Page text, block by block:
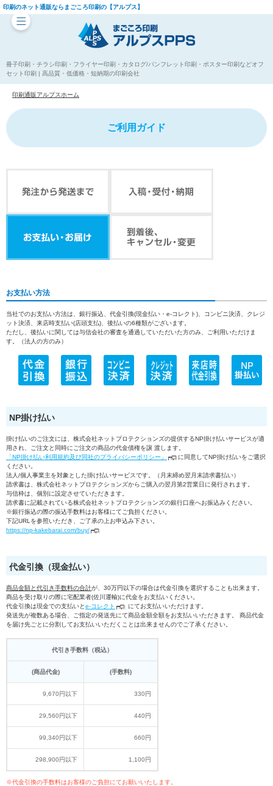
印刷のネット通販ならまごころ印刷の【アルプス】
冊子印刷・チラシ印刷・フライヤー印刷・カタログ/パンフレット印刷・ポスター印刷などオフ
セット印刷 | 高品質・低価格・短納期の印刷会社
印刷通販アルプスホーム
ご利用ガイド
お支払い方法
当社でのお支払い方法は、銀行振込、代金引換(現金払い・e-コレクト)、コンビニ決済、クレジ
ット決済、来店時支払い(店頭支払)、後払いの6種類がございます。
ただし、後払いに関しては与信会社の審査を通過していただいた方のみ、ご利用いただけま
す。（法人の方のみ）
NP掛け払い
掛け払いのご注文には、株式会社ネットプロテクションズの提供するNP掛け払いサービスが適
用され、ご注文と同時にご注文の商品の代金債権を譲 渡します。
「NP掛け払い利用規約及び同社のプライバシーポリシー」
に同意してNP掛け払いをご選択
ください。
法人/個人事業主を対象とした掛け払いサービスです。（月末締め翌月末請求書払い）
請求書は、株式会社ネットプロテクションズからご購入の翌月第2営業日に発行されます。
与信枠は、個別に設定させていただきます。
請求書に記載されている株式会社ネットプロテクションズの銀行口座へお振込みください。
※銀行振込の際の振込手数料はお客様にてご負担ください。
下記URLを参照いただき、ご了承の上お申込み下さい。
https://np-kakebarai.com/buy/
代金引換（現金払い）
商品金額と代引き手数料の合計が、30万円以下の場合は代金引換を選択することも出来ます。
商品を受け取りの際に宅配業者(佐川運輸)に代金をお支払いください。
代金引換は現金での支払いとe-コレクト
にてお支払いいただけます。
発送先が複数ある場合、ご指定の発送先にて商品金額全額をお支払いいただきます。 商品代金
を届け先ごとに分割してお支払いいただくことは出来ませんのでご了承ください。
代引き手数料（税込）
(商品代金) (手数料)
9,670円以下 330円
29,560円以下 440円
99,340円以下 660円
298,900円以下 1,100円
※代金引換の手数料はお客様のご負担にてお願いいたします。